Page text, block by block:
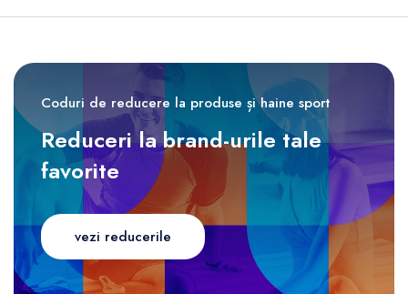
Coduri de reducere la produse și haine sport
Reduceri la brand-urile tale
favorite
vezi reducerile